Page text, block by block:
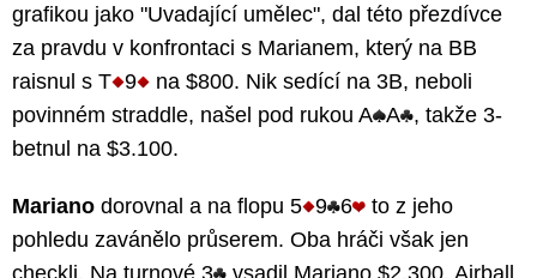
grafikou jako "Uvadající umělec", dal této přezdívce
za pravdu v konfrontaci s Marianem, který na BB
raisnul s T 9
na $800. Nik sedící na 3B, neboli
povinném straddle, našel pod rukou A A , takže 3-
betnul na $3.100.
Mariano dorovnal a na flopu 5 9 6
to z jeho
pohledu zavánělo průserem. Oba hráči však jen
checkli. Na turnové 3
vsadil Mariano $2.300, Airball